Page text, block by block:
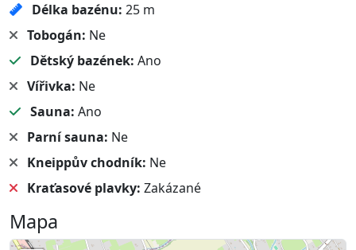
Délka bazénu: 25 m
Tobogán: Ne
Dětský bazének: Ano
Vířivka: Ne
Sauna: Ano
Parní sauna: Ne
Kneippův chodník: Ne
Kraťasové plavky: Zakázané
Mapa